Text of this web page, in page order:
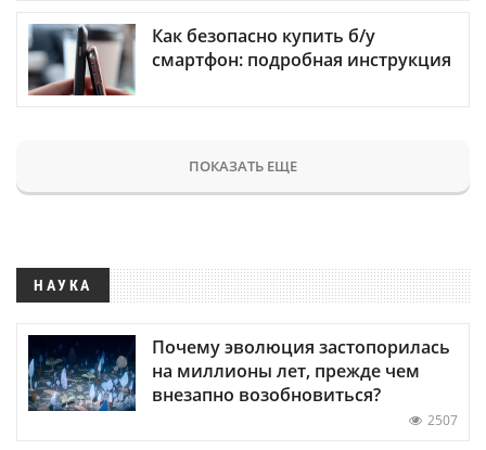
Как безопасно купить б/у
смартфон: подробная инструкция
ПОКАЗАТЬ ЕЩЕ
НАУКА
Почему эволюция застопорилась
на миллионы лет, прежде чем
внезапно возобновиться?
2507